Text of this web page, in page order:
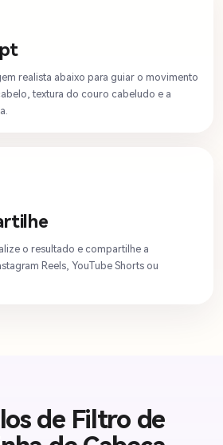
realista abaixo para guiar o movimento
textura do couro cabeludo e a
o resultado e compartilhe a
Reels, YouTube Shorts ou
de Filtro de